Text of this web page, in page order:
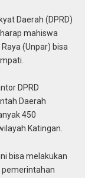
Daerah (DPRD)
mahiswa
(Unpar) bisa
DPRD
Daerah
450
Katingan.
bisa melakukan
pemerintahan